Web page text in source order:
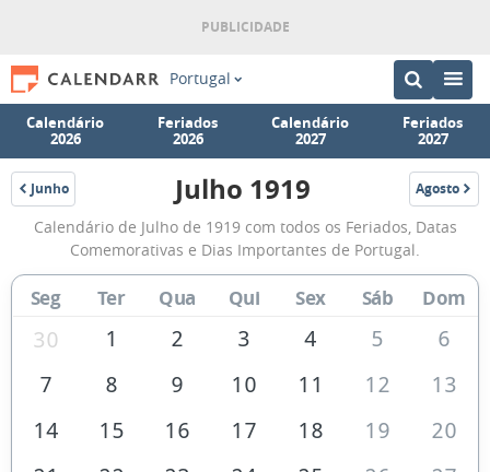
Portugal
Calendário
2026
Feriados
2026
Calendário
2027
Feriados
2027
Junho
1919
Calendário
de
Julho
de
1919
Julho 1919 Agosto
1919
Calendário de Julho de 1919 com todos os Feriados, Datas
Comemorativas e Dias Importantes de Portugal.
Seg Ter Qua Qui Sex Sáb Dom
30 1 2 3 4 5
6
7
8 9 10 11 12
13
14
15 16 17 18 19
20